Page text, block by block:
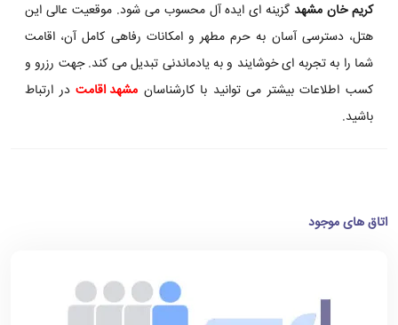
کریم خان مشهدگزینه ای ایده آل محسوب می شود. موقعیت عالی این
هتل، دسترسی آسان به حرم مطهر و امکانات رفاهی کامل آن، اقامت
شما را به تجربه ای خوشایند و به یادماندنی تبدیل می کند. جهت رزرو و
کسب اطلاعات بیشتر می توانید با کارشناسان مشهد اقامت در ارتباط
باشید.
اتاق های موجود